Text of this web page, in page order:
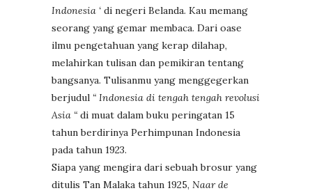
Indonesia ‘ di negeri Belanda. Kau memang
seorang yang gemar membaca. Dari oase
ilmu pengetahuan yang kerap dilahap,
melahirkan tulisan dan pemikiran tentang
bangsanya. Tulisanmu yang menggegerkan
berjudul “ Indonesia di tengah tengah revolusi
Asia “ di muat dalam buku peringatan 15
tahun berdirinya Perhimpunan Indonesia
pada tahun 1923.
Siapa yang mengira dari sebuah brosur yang
ditulis Tan Malaka tahun 1925, Naar de